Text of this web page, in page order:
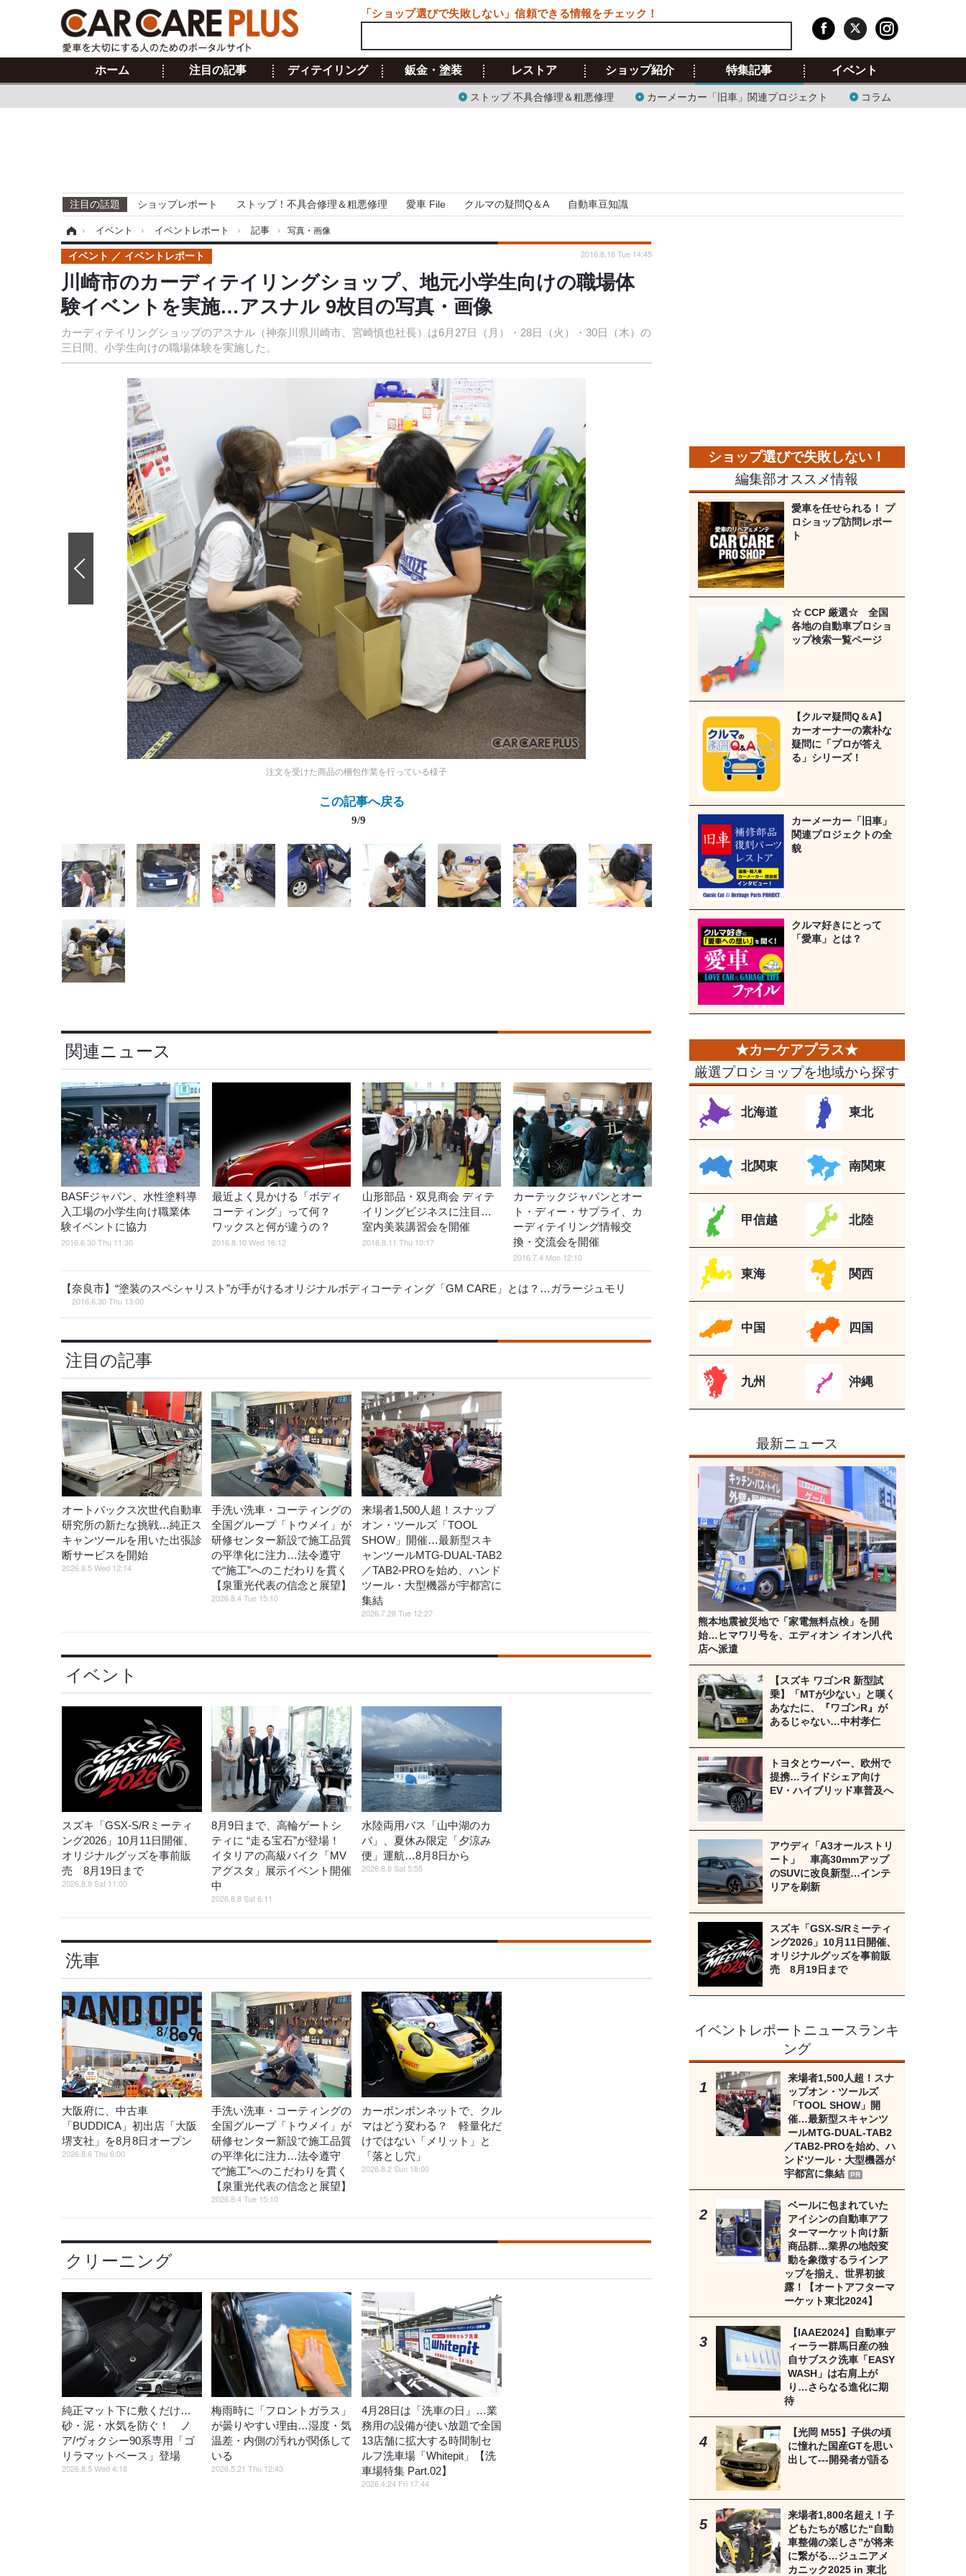
ホーム 注目の記事 ディテイリング 鈑金・塗装 レストア ショップ紹介 特集記事
ストップ 不具合修理＆粗悪修理 カーメーカー「旧車」関連プロジェクト コラム
イベント
注目の話題 ショップレポート ストップ！不具合修理＆粗悪修理 愛車 File クルマの疑問Q＆A 自動車豆知識
› イベント › イベントレポート › 記事 › 写真・画像
川崎市のカーディテイリングショップ、地元小学生向けの職場体
験イベントを実施…アスナル 9枚目の写真・画像
カーディテイリングショップのアスナル（神奈川県川崎市、宮崎慎也社長）は6月27日（月）・28日（火）・30日（木）の
三日間、小学生向けの職場体験を実施した。
イベント イベントレポート 2016.8.16 Tue 14:45
注文を受けた商品の梱包作業を行っている様子
この記事へ戻る
9/9
関連ニュース
BASFジャパン、水性塗料導
入工場の小学生向け職業体
験イベントに協力
2016.6.30 Thu 11:30
最近よく見かける「ボディ
コーティング」って何？
ワックスと何が違うの？
2016.8.10 Wed 16:12
山形部品・双見商会 ディテ
イリングビジネスに注目…
室内美装講習会を開催
2016.8.11 Thu 10:17
カーテックジャパンとオー
ト・ディー・サプライ、カ
ーディテイリング情報交
換・交流会を開催
2016.7.4 Mon 12:10
【奈良市】“塗装のスペシャリスト”が手がけるオリジナルボディコーティング「GM CARE」とは？…ガラージュモリ
2016.6.30 Thu 13:00
注目の記事
オートバックス次世代自動車
研究所の新たな挑戦…純正ス
キャンツールを用いた出張診
断サービスを開始
2026.8.5 Wed 12:14
手洗い洗車・コーティングの
全国グループ「トウメイ」が
研修センター新設で施工品質
の平準化に注力…法令遵守
で“施工”へのこだわりを貫く
【泉重光代表の信念と展望】
2026.8.4 Tue 15:10
来場者1,500人超！スナップ
オン・ツールズ「TOOL
SHOW」開催…最新型スキ
ャンツールMTG-DUAL-TAB2
／TAB2-PROを始め、ハンド
ツール・大型機器が宇都宮に
集結
2026.7.28 Tue 12:27
イベント
スズキ「GSX-S/Rミーティ
ング2026」10月11日開催、
オリジナルグッズを事前販
売 8月19日まで
2026.8.8 Sat 11:00
8月9日まで、高輪ゲートシ
ティに “走る宝石”が登場！
イタリアの高級バイク「MV
アグスタ」展示イベント開催
中
2026.8.8 Sat 6:11
水陸両用バス「山中湖のカ
バ」、夏休み限定「夕涼み
便」運航…8月8日から
2026.8.8 Sat 5:55
洗車
大阪府に、中古車
「BUDDICA」初出店「大阪
堺支社」を8月8日オープン
2026.8.6 Thu 6:00
手洗い洗車・コーティングの
全国グループ「トウメイ」が
研修センター新設で施工品質
の平準化に注力…法令遵守
で“施工”へのこだわりを貫く
【泉重光代表の信念と展望】
2026.8.4 Tue 15:10
カーボンボンネットで、クル
マはどう変わる？ 軽量化だ
けではない「メリット」と
「落とし穴」
2026.8.2 Sun 18:00
クリーニング
純正マット下に敷くだけ…
砂・泥・水気を防ぐ！ ノ
ア/ヴォクシー90系専用「ゴ
リラマットベース」登場
2026.8.5 Wed 4:18
梅雨時に「フロントガラス」
が曇りやすい理由…湿度・気
温差・内側の汚れが関係して
いる
2026.5.21 Thu 12:43
4月28日は「洗車の日」…業
務用の設備が使い放題で全国
13店舗に拡大する時間制セ
ルフ洗車場「Whitepit」【洗
車場特集 Part.02】
2026.4.24 Fri 17:44
編集部オススメ情報
愛車を任せられる！ プ
ロショップ訪問レポー
ト
☆ CCP 厳選☆ 全国
各地の自動車プロショ
ップ検索一覧ページ
【クルマ疑問Q＆A】
カーオーナーの素朴な
疑問に「プロが答え
る」シリーズ！
カーメーカー「旧車」
関連プロジェクトの全
貌
クルマ好きにとって
「愛車」とは？
厳選プロショップを地域から探す
北海道 東北
北関東 南関東
甲信越 北陸
東海 関西
中国 四国
九州 沖縄
最新ニュース
熊本地震被災地で「家電無料点検」を開
始…ヒマワリ号を、エディオン イオン八代
店へ派遣
【スズキ ワゴンR 新型試
乗】「MTが少ない」と嘆く
あなたに、『ワゴンR』が
あるじゃない…中村孝仁
トヨタとウーバー、欧州で
提携…ライドシェア向け
EV・ハイブリッド車普及へ
アウディ「A3オールストリ
ート」 車高30mmアップ
のSUVに改良新型…インテ
リアを刷新
スズキ「GSX-S/Rミーティ
ング2026」10月11日開催、
オリジナルグッズを事前販
売 8月19日まで
イベントレポートニュースランキ
ング
来場者1,500人超！スナ
ップオン・ツールズ
「TOOL SHOW」開
催…最新型スキャンツ
ールMTG-DUAL-TAB2
／TAB2-PROを始め、ハ
ンドツール・大型機器が
宇都宮に集結
PR
ベールに包まれていた
アイシンの自動車アフ
ターマーケット向け新
商品群…業界の地殻変
動を象徴するラインア
ップを揃え、世界初披
露！【オートアフターマ
ーケット東北2024】
【IAAE2024】自動車デ
ィーラー群馬日産の独
自サブスク洗車「EASY
WASH」は右肩上が
り…さらなる進化に期
待
【光岡 M55】子供の頃
に憧れた国産GTを思い
出して---開発者が語る
来場者1,800名超え！子
どもたちが感じた“自動
車整備の楽しさ”が将来
に繋がる…ジュニアメ
カニック2025 in 東北
「ショップ選びで失敗しない」信頼できる情報をチェック！